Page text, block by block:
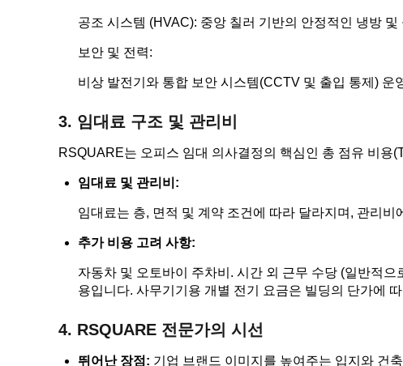
공조 시스템 (HVAC): 중앙 칠러 기반의 안정적인 냉방 및
보안 및 전력:
비상 발전기와 통합 보안 시스템(CCTV 및 출입 통제) 운
3. 임대료 구조 및 관리비
RSQUARE는 오피스 임대 의사결정의 핵심인 총 점유 비용
임대료 및 관리비:
임대료는 층, 면적 및 계약 조건에 따라 달라지며, 관리
추가 비용 고려 사항:
자동차 및 오토바이 주차비. 시간 외 근무 수당 (일반적
용입니다. 사무기기용 개별 전기 요금은 빌딩의 단가에
4. RSQUARE 전문가의 시선
뛰어난 장점: 기업 브랜드 이미지를 높여주는 입지와 건